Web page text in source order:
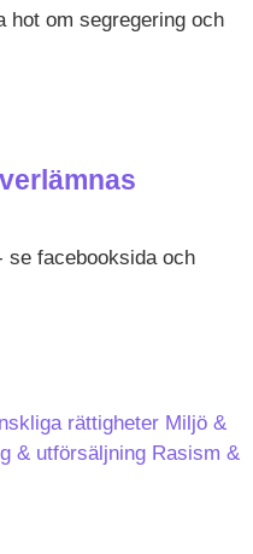
hot om segregering och
se facebooksida och
rättigheter Miljö &
& utförsäljning Rasism &